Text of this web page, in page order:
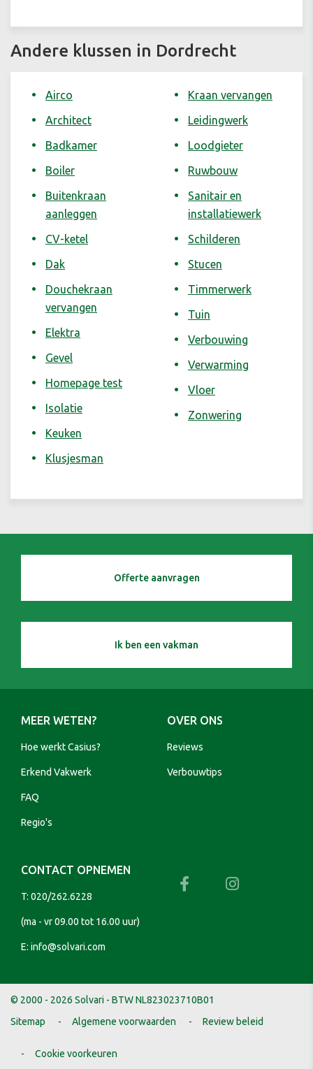
Andere klussen in Dordrecht
Airco
Architect
Badkamer
Boiler
Buitenkraan
aanleggen
CV-ketel
Dak
Douchekraan
vervangen
Elektra
Gevel
Homepage test
Isolatie
Keuken
Klusjesman
Kraan vervangen
Leidingwerk
Loodgieter
Ruwbouw
Sanitair en
installatiewerk
Schilderen
Stucen
Timmerwerk
Tuin
Verbouwing
Verwarming
Vloer
Zonwering
Offerte aanvragen
Ik ben een vakman
MEER WETEN?
Hoe werkt Casius?
Erkend Vakwerk
FAQ
Regio's
OVER ONS
Reviews
Verbouwtips
CONTACT OPNEMEN
T: 020/262.6228
(ma - vr 09.00 tot 16.00 uur)
E: info@solvari.com
© 2000 - 2026 Solvari - BTW NL823023710B01
Sitemap
Algemene voorwaarden Review beleid
Cookie voorkeuren